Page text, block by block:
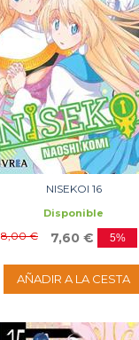
NISEKOI 16
Disponible
8,00 € 7,60 € 5%
AÑADIR A LA CESTA